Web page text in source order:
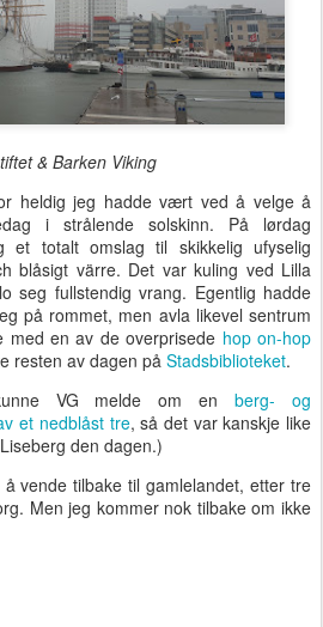
& Barken Viking
heldig jeg hadde vært ved å velge å
i strålende solskinn. På lørdag
et totalt omslag til skikkelig ufyselig
blåsigt värre. Det var kuling ved Lilla
seg fullstendig vrang. Egentlig hadde
på rommet, men avla likevel sentrum
en av de overprisede hop on-hop
resten av dagen på Stadsbiblioteket.
VG melde om enberg- og
et nedblåst tre, så det var kanskje like
den dagen.)
vende tilbake til gamlelandet, etter tre
Men jeg kommer nok tilbake om ikke